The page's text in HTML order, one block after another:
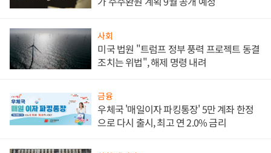
사회
미국 법원 "트럼프 정부 풍력 프로젝트 동결
조치는 위법", 해제 명령 내려
금융
우체국 '매일이자 파킹통장' 5만 계좌 한정
으로 다시 출시, 최고 연 2.0% 금리